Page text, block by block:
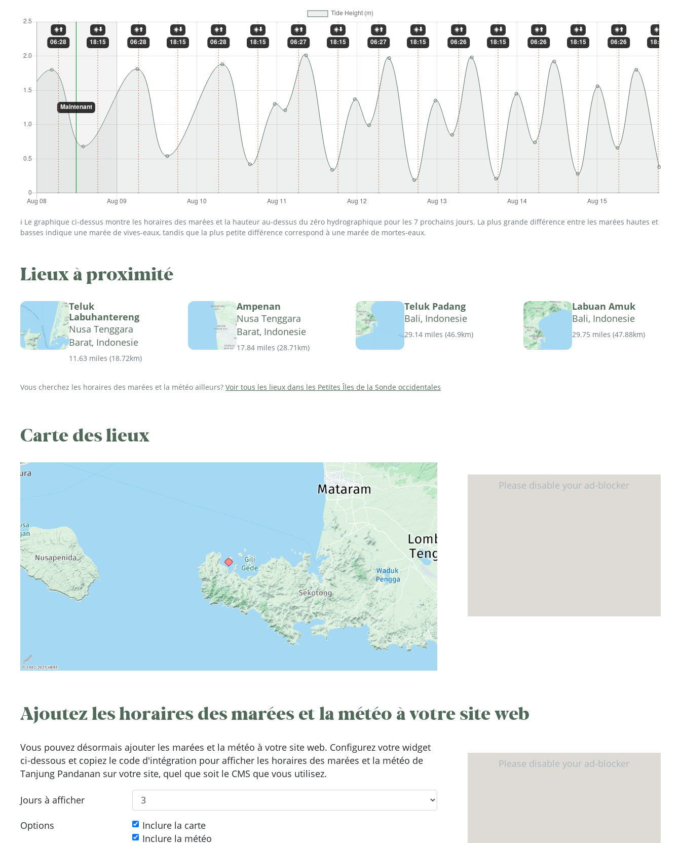
ℹ️ Le graphique ci-dessus montre les horaires des marées et la hauteur au-dessus du zéro hydrographique pour les 7 prochains jours. La plus grande différence entre les marées hautes et
basses indique une marée de vives-eaux, tandis que la plus petite différence correspond à une marée de mortes-eaux.
Lieux à proximité
Teluk
Labuhantereng
Nusa Tenggara
Barat, Indonesie
11.63 miles (18.72km)
Ampenan
Nusa Tenggara
Barat, Indonesie
17.84 miles (28.71km)
Teluk Padang
Bali, Indonesie
29.14 miles (46.9km)
Labuan Amuk
Bali, Indonesie
29.75 miles (47.88km)
Vous cherchez les horaires des marées et la météo ailleurs? Voir tous les lieux dans les Petites Îles de la Sonde occidentales
Carte des lieux
Ajoutez les horaires des marées et la météo à votre site web
Vous pouvez désormais ajouter les marées et la météo à votre site web. Configurez votre widget
ci-dessous et copiez le code d'intégration pour afficher les horaires des marées et la météo de
Tanjung Pandanan sur votre site, quel que soit le CMS que vous utilisez.
Jours à afficher
Options
Inclure la carte
Inclure la météo